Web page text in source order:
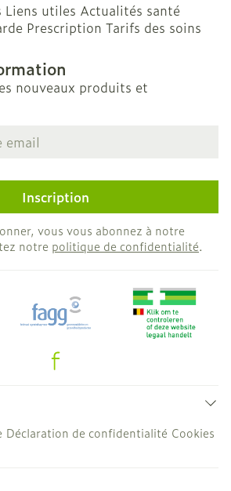
Liens utiles Actualités santé
Prescription Tarifs des soins
nouveaux produits et
Inscription
vous vous abonnez à notre
notre politique de confidentialité.
Déclaration de confidentialité Cookies